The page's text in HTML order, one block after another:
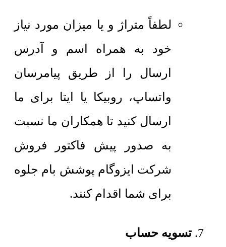
لطفاً متراژ و یا میزان مورد نیاز
خود به همراه اسم و آدرس
ارسال را از طریق پیامرسان
واتساپ، روبیکا یا ایتا برای ما
ارسال کنید تا همکاران ما نسبت
به صدور پیش فاکتور فروش
شرکت ایزوگام پوشش بام جلوه
برای شما اقدام کنند.
تسویه حساب